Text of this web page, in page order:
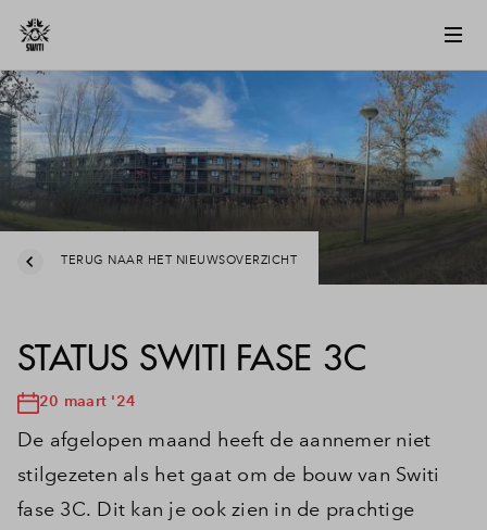
TERUG NAAR HET NIEUWSOVERZICHT
STATUS SWITI FASE 3C
20 maart '24
De afgelopen maand heeft de aannemer niet
stilgezeten als het gaat om de bouw van Switi
fase 3C. Dit kan je ook zien in de prachtige